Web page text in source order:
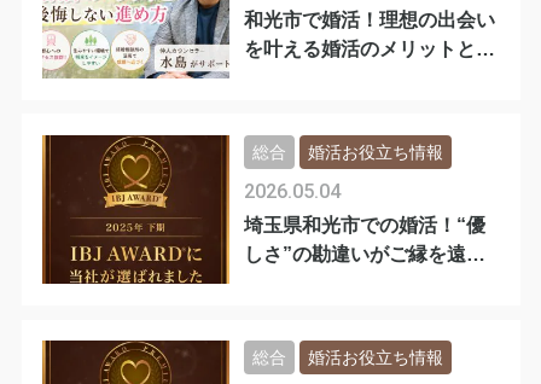
和光市で婚活！理想の出会い
を叶える婚活のメリットと後
埼玉県和光市での婚活！“優
しさ”の勘違いがご縁を遠ざ
2026.05.04
総合 婚活お役立ち情報
総合 婚活お役立ち情報